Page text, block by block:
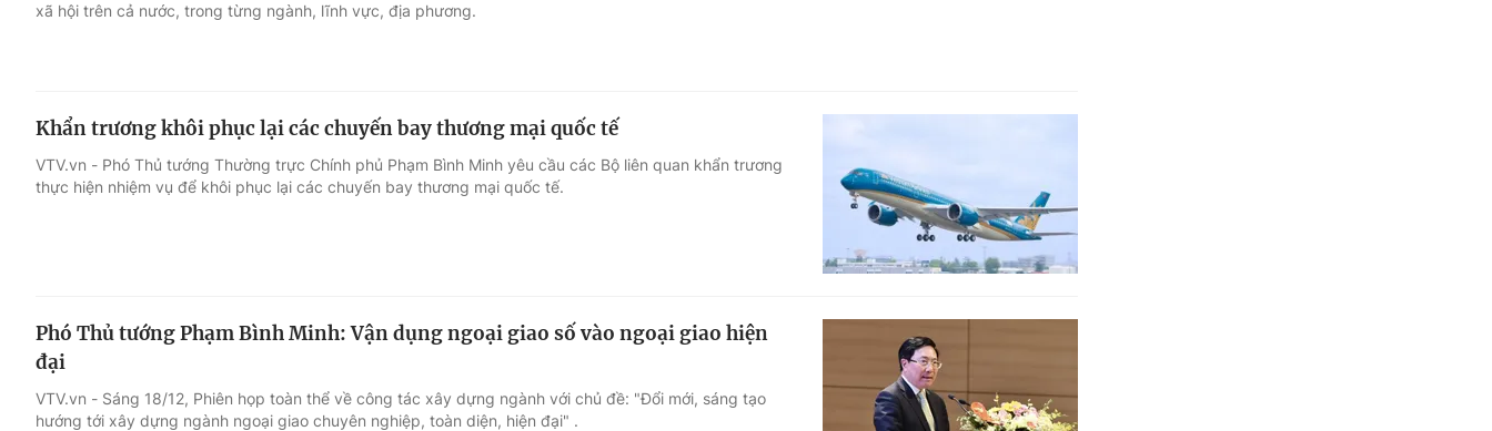
xã hội trên cả nước, trong từng ngành, lĩnh vực, địa phương.
Khẩn trương khôi phục lại các chuyến bay thương mại quốc tế
VTV.vn - Phó Thủ tướng Thường trực Chính phủ Phạm Bình Minh yêu cầu các Bộ liên quan khẩn trương
thực hiện nhiệm vụ để khôi phục lại các chuyến bay thương mại quốc tế.
Phó Thủ tướng Phạm Bình Minh: Vận dụng ngoại giao số vào ngoại giao hiện
đại
VTV.vn - Sáng 18/12, Phiên họp toàn thể về công tác xây dựng ngành với chủ đề: "Đổi mới, sáng tạo
hướng tới xây dựng ngành ngoại giao chuyên nghiệp, toàn diện, hiện đại" .